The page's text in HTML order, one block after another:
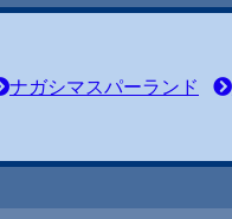
ナガシマスパーランド